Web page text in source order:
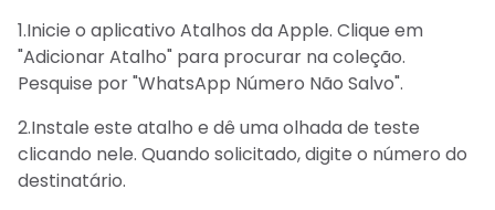
1.Inicie o aplicativo Atalhos da Apple. Clique em
"Adicionar Atalho" para procurar na coleção.
Pesquise por "WhatsApp Número Não Salvo".
2.Instale este atalho e dê uma olhada de teste
clicando nele. Quando solicitado, digite o número do
destinatário.